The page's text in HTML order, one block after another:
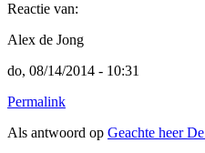
Reactie van:
Alex de Jong
do, 08/14/2014 - 10:31
Permalink
Als antwoord op Geachte heer